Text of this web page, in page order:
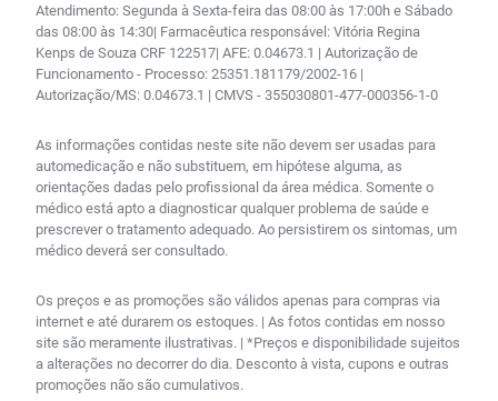
Atendimento: Segunda à Sexta-feira das 08:00 às 17:00h e Sábado
das 08:00 às 14:30| Farmacêutica responsável: Vitória Regina
Kenps de Souza CRF 122517| AFE: 0.04673.1 | Autorização de
Funcionamento - Processo: 25351.181179/2002-16 |
Autorização/MS: 0.04673.1 | CMVS - 355030801-477-000356-1-0
As informações contidas neste site não devem ser usadas para
automedicação e não substituem, em hipótese alguma, as
orientações dadas pelo profissional da área médica. Somente o
médico está apto a diagnosticar qualquer problema de saúde e
prescrever o tratamento adequado. Ao persistirem os sintomas, um
médico deverá ser consultado.
Os preços e as promoções são válidos apenas para compras via
internet e até durarem os estoques. | As fotos contidas em nosso
site são meramente ilustrativas. | *Preços e disponibilidade sujeitos
a alterações no decorrer do dia. Desconto à vista, cupons e outras
promoções não são cumulativos.